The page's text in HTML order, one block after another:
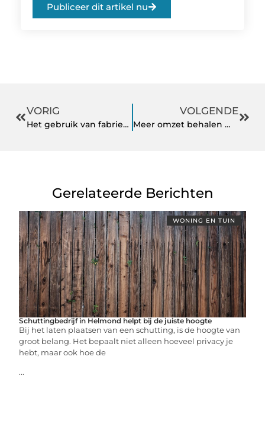
Publiceer dit artikel nu
VORIG
Het gebruik van fabriek openhaardblokken
VOLGENDE
Meer omzet behalen met je sportschool dankzij fitness marketing
Gerelateerde Berichten
WONING EN TUIN
Schuttingbedrijf in Helmond helpt bij de juiste hoogte
Bij het laten plaatsen van een schutting, is de hoogte van
groot belang. Het bepaalt niet alleen hoeveel privacy je
hebt, maar ook hoe de
...